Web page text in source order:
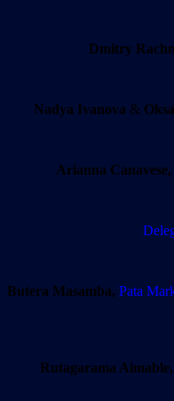
Dmitry
Nadya Ivanova &
Arianna Canavese,
Butera Masamba, Pata
Rutagarama Aimable,